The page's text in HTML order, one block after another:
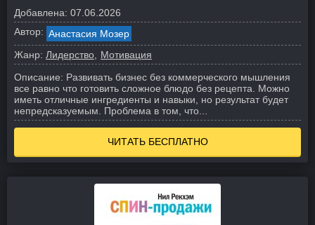
Добавлена: 07.06.2026
Автор: Анастасия Мозер
Жанр: Лидерство
Мотивация
Описание: Развивать бизнес без коммерческого мышления
все равно что готовить сложное блюдо без рецепта. Можно
иметь отличные ингредиенты и навыки, но результат будет
непредсказуемым. Проблема в том, что...
ЧИТАТЬ БЕСПЛАТНО